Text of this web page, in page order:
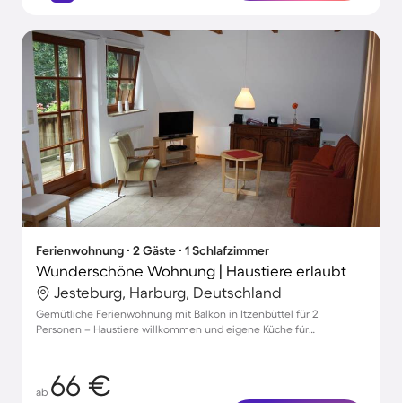
Ferienwohnung ∙ 2 Gäste ∙ 1 Schlafzimmer
Wunderschöne Wohnung | Haustiere erlaubt
Jesteburg, Harburg, Deutschland
Gemütliche Ferienwohnung mit Balkon in Itzenbüttel für 2
Personen – Haustiere willkommen und eigene Küche für
ab 66 €